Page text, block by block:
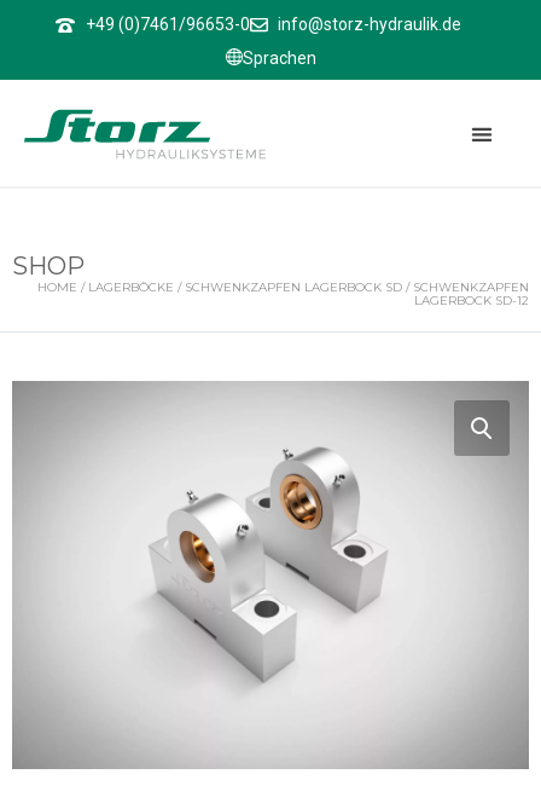
+49 (0)7461/96653-0
info@storz-hydraulik.de
Sprachen
SHOP
HOME / LAGERBÖCKE / SCHWENKZAPFEN LAGERBOCK SD / SCHWENKZAPFEN
LAGERBOCK SD-12